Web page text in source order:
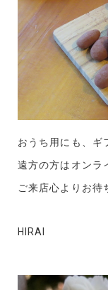
おうち用にも、ギ
遠方の方はオンラ
ご来店心よりお待
HIRAI